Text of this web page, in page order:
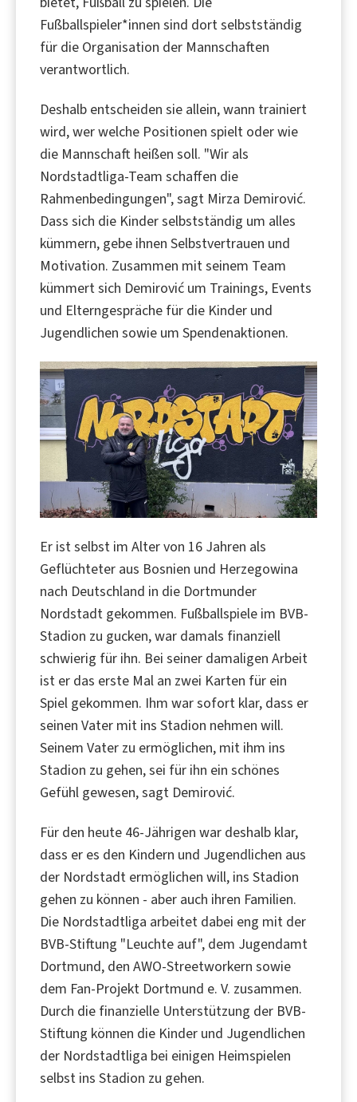
Fußballspieler*innen sind dort selbstständig
für die Organisation der Mannschaften
verantwortlich.
Deshalb entscheiden sie allein, wann trainiert
wird, wer welche Positionen spielt oder wie
die Mannschaft heißen soll. "Wir als
Nordstadtliga-Team schaffen die
Rahmenbedingungen", sagt Mirza Demirović.
Dass sich die Kinder selbstständig um alles
kümmern, gebe ihnen Selbstvertrauen und
Motivation. Zusammen mit seinem Team
kümmert sich Demirović um Trainings, Events
und Elterngespräche für die Kinder und
Jugendlichen sowie um Spendenaktionen.
Er ist selbst im Alter von 16 Jahren als
Geflüchteter aus Bosnien und Herzegowina
nach Deutschland in die Dortmunder
Nordstadt gekommen. Fußballspiele im BVB-
Stadion zu gucken, war damals finanziell
schwierig für ihn. Bei seiner damaligen Arbeit
ist er das erste Mal an zwei Karten für ein
Spiel gekommen. Ihm war sofort klar, dass er
seinen Vater mit ins Stadion nehmen will.
Seinem Vater zu ermöglichen, mit ihm ins
Stadion zu gehen, sei für ihn ein schönes
Gefühl gewesen, sagt Demirović.
Für den heute 46-Jährigen war deshalb klar,
dass er es den Kindern und Jugendlichen aus
der Nordstadt ermöglichen will, ins Stadion
gehen zu können - aber auch ihren Familien.
Die Nordstadtliga arbeitet dabei eng mit der
BVB-Stiftung "Leuchte auf", dem Jugendamt
Dortmund, den AWO-Streetworkern sowie
dem Fan-Projekt Dortmund e. V. zusammen.
Durch die finanzielle Unterstützung der BVB-
Stiftung können die Kinder und Jugendlichen
der Nordstadtliga bei einigen Heimspielen
selbst ins Stadion zu gehen.